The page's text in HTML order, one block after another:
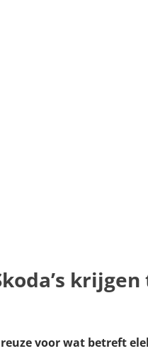
voor wat betreft